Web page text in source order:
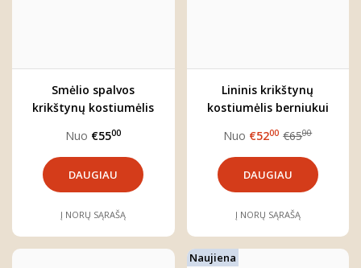
Smėlio spalvos
krikštynų kostiumėlis
marškiniais
Nuo €5500
DAUGIAU
Į NORŲ SĄRAŠĄ
Lininis krikštynų
kostiumėlis berniukui
Nuo €5200 €6500
DAUGIAU
Į NORŲ SĄRAŠĄ
Naujiena